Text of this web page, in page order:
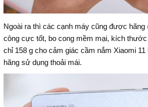
Ngoài ra thì các cạnh máy cũng được hãng
công cực tốt, bo cong mềm mại, kích
chỉ 158 g cho cảm giác cầm nắm Xiaomi
hãng sử dụng thoải mái.